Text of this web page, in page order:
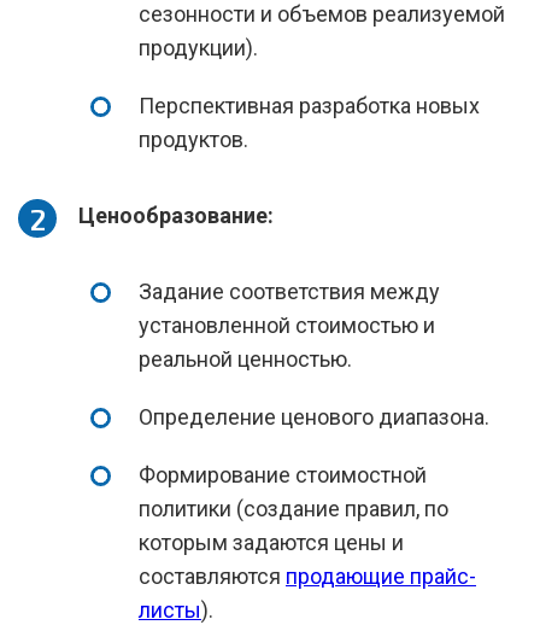
сезонности и объемов реализуемой
продукции).
Перспективная разработка новых
продуктов.
Ценообразование:
Задание соответствия между
установленной стоимостью и
реальной ценностью.
Определение ценового диапазона.
Формирование стоимостной
политики (создание правил, по
которым задаются цены и
составляются продающие прайс-
листы).